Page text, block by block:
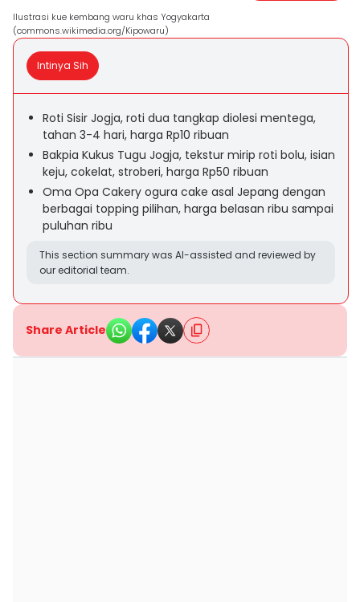
Ilustrasi kue kembang waru khas Yogyakarta
(commons.wikimedia.org/Kipowaru)
Intinya Sih
Roti Sisir Jogja, roti dua tangkap diolesi mentega,
tahan 3-4 hari, harga Rp10 ribuan
Bakpia Kukus Tugu Jogja, tekstur mirip roti bolu, isian
keju, cokelat, stroberi, harga Rp50 ribuan
Oma Opa Cakery ogura cake asal Jepang dengan
berbagai topping pilihan, harga belasan ribu sampai
puluhan ribu
This section summary was AI-assisted and reviewed by
our editorial team.
Share Article